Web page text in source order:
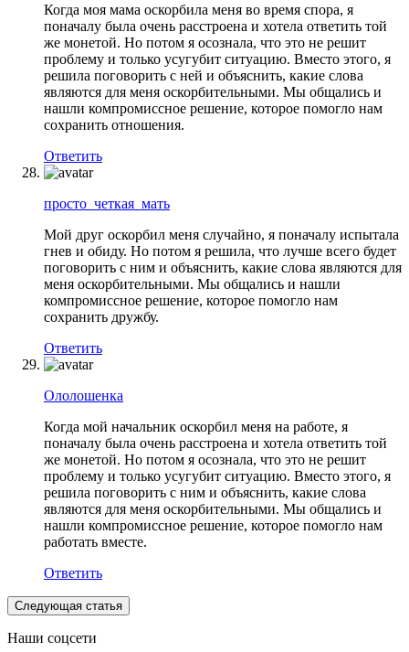
Когда моя мама оскорбила меня во время спора, я
поначалу была очень расстроена и хотела ответить той
же монетой. Но потом я осознала, что это не решит
проблему и только усугубит ситуацию. Вместо этого, я
решила поговорить с ней и объяснить, какие слова
являются для меня оскорбительными. Мы общались и
нашли компромиссное решение, которое помогло нам
сохранить отношения.
Ответить
просто_четкая_мать
Мой друг оскорбил меня случайно, я поначалу испытала
гнев и обиду. Но потом я решила, что лучше всего будет
поговорить с ним и объяснить, какие слова являются для
меня оскорбительными. Мы общались и нашли
компромиссное решение, которое помогло нам
сохранить дружбу.
Ответить
Ололошенка
Когда мой начальник оскорбил меня на работе, я
поначалу была очень расстроена и хотела ответить той
же монетой. Но потом я осознала, что это не решит
проблему и только усугубит ситуацию. Вместо этого, я
решила поговорить с ним и объяснить, какие слова
являются для меня оскорбительными. Мы общались и
нашли компромиссное решение, которое помогло нам
работать вместе.
Ответить
Следующая статья
Наши соцсети